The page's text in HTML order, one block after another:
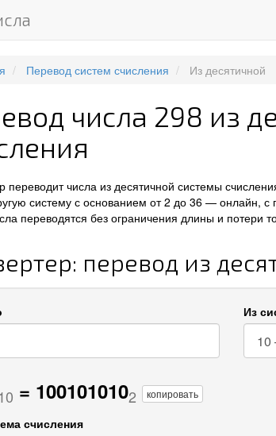
Перевод систем счисления Из десятичной
числа 298 из
переводит числа из десятичной системы
систему с основанием от 2 до 36 — онлайн,
переводятся без ограничения длины и потери
перевод из
Из
10 = 1001010102 копировать
счисления